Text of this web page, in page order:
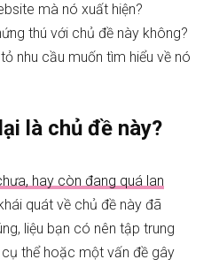
mà nó xuất hiện?
thú với chủ đề này không?
nhu cầu muốn tìm hiểu về nó
là chủ đề này?
hay còn đang quá lan
quát về chủ đề này đã
liệu bạn có nên tập trung
thể hoặc một vấn đề gây